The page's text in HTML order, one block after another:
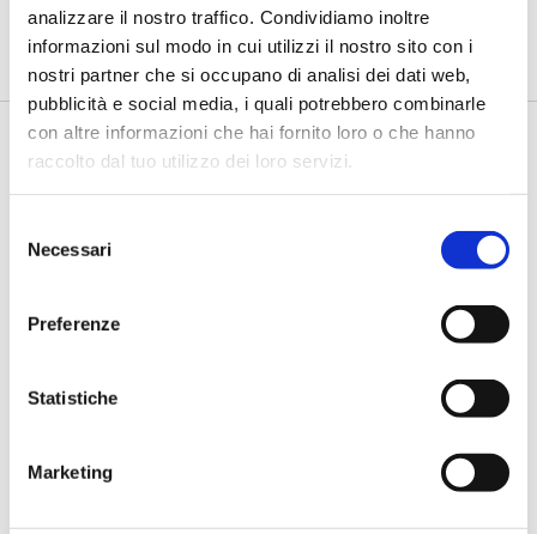
analizzare il nostro traffico. Condividiamo inoltre
informazioni sul modo in cui utilizzi il nostro sito con i
nostri partner che si occupano di analisi dei dati web,
pubblicità e social media, i quali potrebbero combinarle
con altre informazioni che hai fornito loro o che hanno
raccolto dal tuo utilizzo dei loro servizi.
delNecessari
Preferenze
Statistiche
Marketing
banche e gli...
66 Pag. successiva